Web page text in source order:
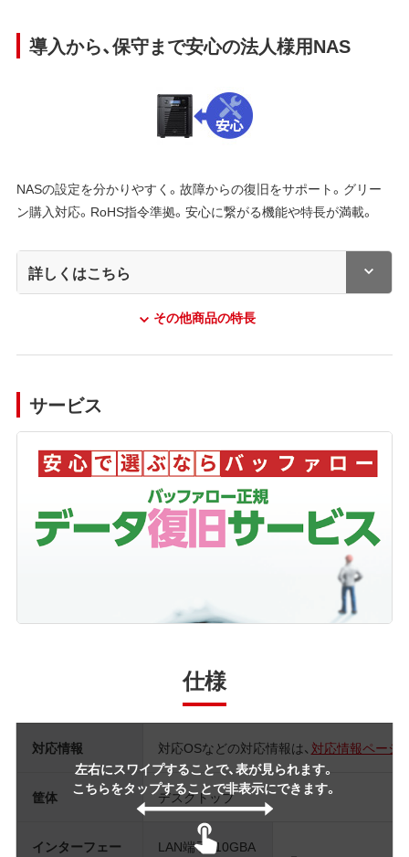
導入から、保守まで安心の法人様用NAS
NASの設定を分かりやすく。故障からの復旧をサポート。グリー
ン購入対応。RoHS指令準拠。安心に繋がる機能や特長が満載。
詳しくはこちら
その他商品の特長
サービス
仕様
左右にスワイプすることで、表が見られます。
こちらをタップすることで非表示にできます。
対応情報 対応OSなどの対応情報は、 対応情報ページ
筐体 デスクトップ
インターフェー
LAN端子（10GBA